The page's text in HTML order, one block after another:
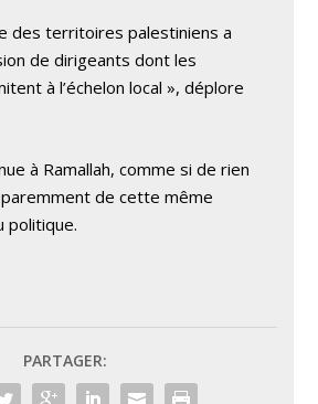
des territoires palestiniens a
de dirigeants dont les
à l’échelon local », déplore
à Ramallah, comme si de rien
de cette même
politique.
PARTAGER: